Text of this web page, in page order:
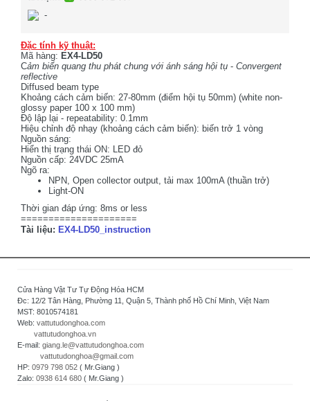
-
Đặc tính kỹ thuật:
Mã hàng: EX4-LD50
Cảm biến quang thu phát chung với ánh sáng hội tụ - Convergent
reflective
Diffused beam type
Khoảng cách cảm biến: 27-80mm (điểm hội tụ 50mm) (white non-
glossy paper 100 x 100 mm)
Độ lập lại - repeatability: 0.1mm
Hiệu chỉnh độ nhạy (khoảng cách cảm biến): biến trở 1 vòng
Nguồn sáng:
Hiển thị trạng thái ON: LED đỏ
Nguồn cấp: 24VDC 25mA
Ngõ ra:
NPN, Open collector output, tải max 100mA (thuần trở)
Light-ON
Thời gian đáp ứng: 8ms or less
=====================
Tài liệu: EX4-LD50_instruction
Cửa Hàng Vật Tư Tự Động Hóa HCM
Đc: 12/2 Tân Hàng, Phường 11, Quận 5, Thành phố Hồ Chí Minh, Việt Nam
MST: 8010574181
Web: vattutudonghoa.com
vattutudonghoa.vn
E-mail: giang.le@vattutudonghoa.com
vattutudonghoa@gmail.com
HP: 0979 798 052 ( Mr.Giang )
Zalo: 0938 614 680 ( Mr.Giang )